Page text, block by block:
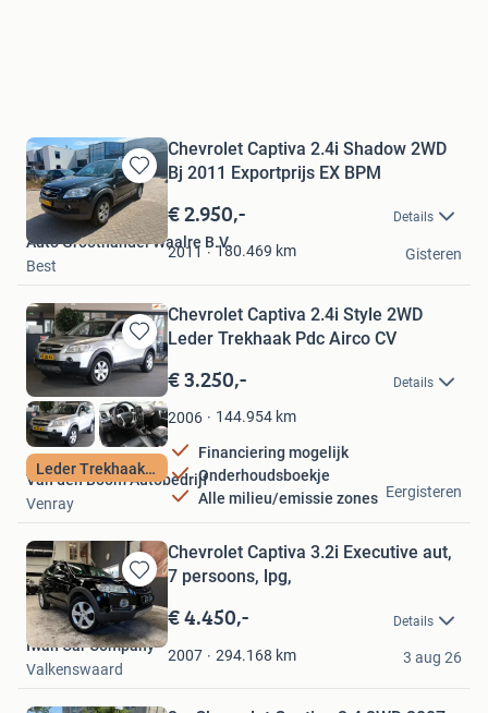
Bewaren
in
Mijn
Favorieten
Chevrolet Captiva 2.4i Shadow 2WD
Bj 2011 Exportprijs EX BPM
€ 2.950,- Details
2011 180.469 km
Auto Groothandel Waalre B.V.
Best
Gisteren
Bewaren
in
Favorieten
Leder Trekhaak Pdc
Chevrolet Captiva 2.4i Style 2WD
Leder Trekhaak Pdc Airco CV
€ 3.250,- Details
2006 144.954 km
Financiering mogelijk
Onderhoudsboekje
Alle milieu/emissie zones
Van den Boom Autobedrijf
Venray
Eergisteren
Bewaren
in
Mijn
Favorieten
Chevrolet Captiva 3.2i Executive aut,
7 persoons, lpg,
€ 4.450,- Details
2007 294.168 km
Iwan Car Company
Valkenswaard
3 aug 26